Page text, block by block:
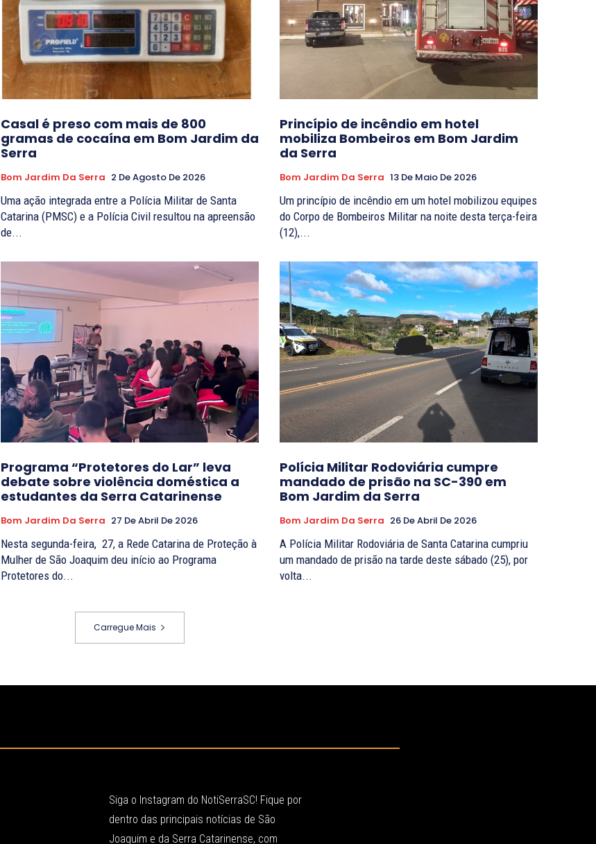
Casal é preso com mais de 800
gramas de cocaína em Bom Jardim da
Serra
Bom Jardim Da Serra 2 De Agosto De 2026
Uma ação integrada entre a Polícia Militar de Santa
Catarina (PMSC) e a Polícia Civil resultou na apreensão
de...
Princípio de incêndio em hotel
mobiliza Bombeiros em Bom Jardim
da Serra
Bom Jardim Da Serra 13 De Maio De 2026
Um princípio de incêndio em um hotel mobilizou equipes
do Corpo de Bombeiros Militar na noite desta terça-feira
(12),...
Programa “Protetores do Lar” leva
debate sobre violência doméstica a
estudantes da Serra Catarinense
Bom Jardim Da Serra 27 De Abril De 2026
Nesta segunda-feira, 27, a Rede Catarina de Proteção à
Mulher de São Joaquim deu início ao Programa
Protetores do...
Polícia Militar Rodoviária cumpre
mandado de prisão na SC-390 em
Bom Jardim da Serra
Bom Jardim Da Serra 26 De Abril De 2026
A Polícia Militar Rodoviária de Santa Catarina cumpriu
um mandado de prisão na tarde deste sábado (25), por
volta...
Carregue Mais
Siga o Instagram do NotiSerraSC! Fique por
dentro das principais notícias de São
Joaquim e da Serra Catarinense, com